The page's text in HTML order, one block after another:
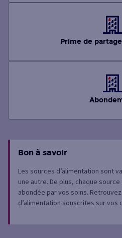
Prime de
Bon à savoir
Les sources d’alimentation sont
une autre. De plus, chaque
abondée par vos soins.
d’alimentation souscrites sur